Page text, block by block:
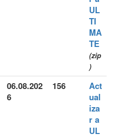
UL
TI
MA
TE
(zip
)
06.08.202
6
156
Act
ual
iza
r a
UL